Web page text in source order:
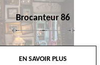
Brocanteur 86
EN SAVOIR PLUS